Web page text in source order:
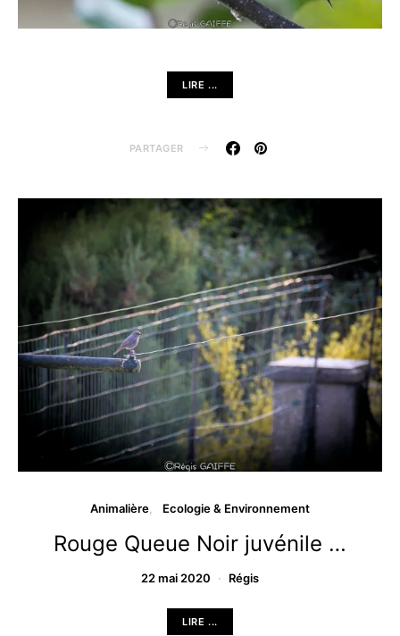
LIRE ...
PARTAGER
Animalière Ecologie & Environnement
Rouge Queue Noir juvénile …
22 mai 2020 Régis
LIRE ...